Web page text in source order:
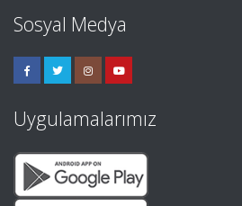
Sosyal Medya
Uygulamalarımız